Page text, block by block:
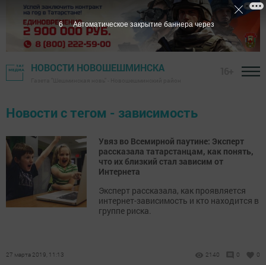
НОВОСТИ НОВОШЕШМИНСКА
Новости с тегом - зависимость
Увяз во Всемирной паутине: Эксперт
рассказала татарстанцам, как понять,
что их близкий стал зависим от
Интернета
Эксперт рассказала, как проявляется
интернет-зависимость и кто находится в
группе риска.
27 марта 2019, 11:13 2140 0 0
6 Автоматическое закрытие баннера через